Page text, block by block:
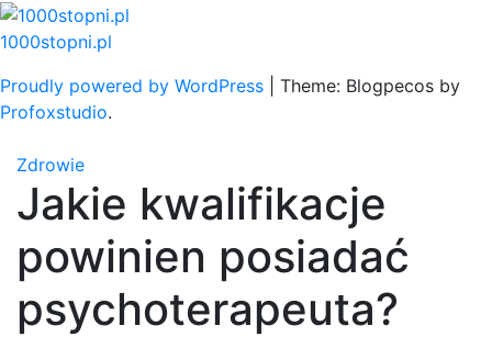
Skip
to
1000stopni.pl
Proudly powered by WordPress
Theme: Blogpecos by
Profoxstudio.
Zdrowie
Jakie kwalifikacje
powinien posiadać
psychoterapeuta?